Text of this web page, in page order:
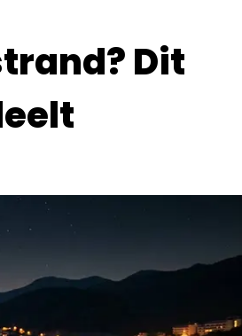
Dit